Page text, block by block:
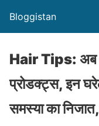
Bloggistan
Hair Tips: अब
प्रोडक्ट्स, इन
समस्या का